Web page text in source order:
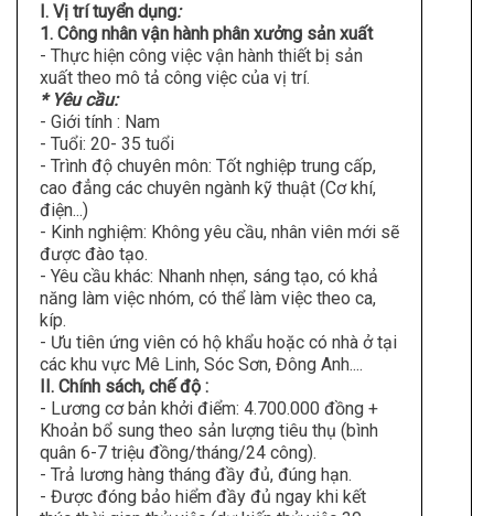
I. Vị trí tuyển dụng:
1. Công nhân vận hành phân xưởng sản xuất
- Thực hiện công việc vận hành thiết bị sản
xuất theo mô tả công việc của vị trí.
* Yêu cầu:
- Giới tính : Nam
- Tuổi: 20- 35 tuổi
- Trình độ chuyên môn: Tốt nghiệp trung cấp,
cao đẳng các chuyên ngành kỹ thuật (Cơ khí,
điện...)
- Kinh nghiệm: Không yêu cầu, nhân viên mới sẽ
được đào tạo.
- Yêu cầu khác: Nhanh nhẹn, sáng tạo, có khả
năng làm việc nhóm, có thể làm việc theo ca,
kíp.
- Ưu tiên ứng viên có hộ khẩu hoặc có nhà ở tại
các khu vực Mê Linh, Sóc Sơn, Đông Anh....
II. Chính sách, chế độ :
- Lương cơ bản khởi điểm: 4.700.000 đồng +
Khoản bổ sung theo sản lượng tiêu thụ (bình
quân 6-7 triệu đồng/tháng/24 công).
- Trả lương hàng tháng đầy đủ, đúng hạn.
- Được đóng bảo hiểm đầy đủ ngay khi kết